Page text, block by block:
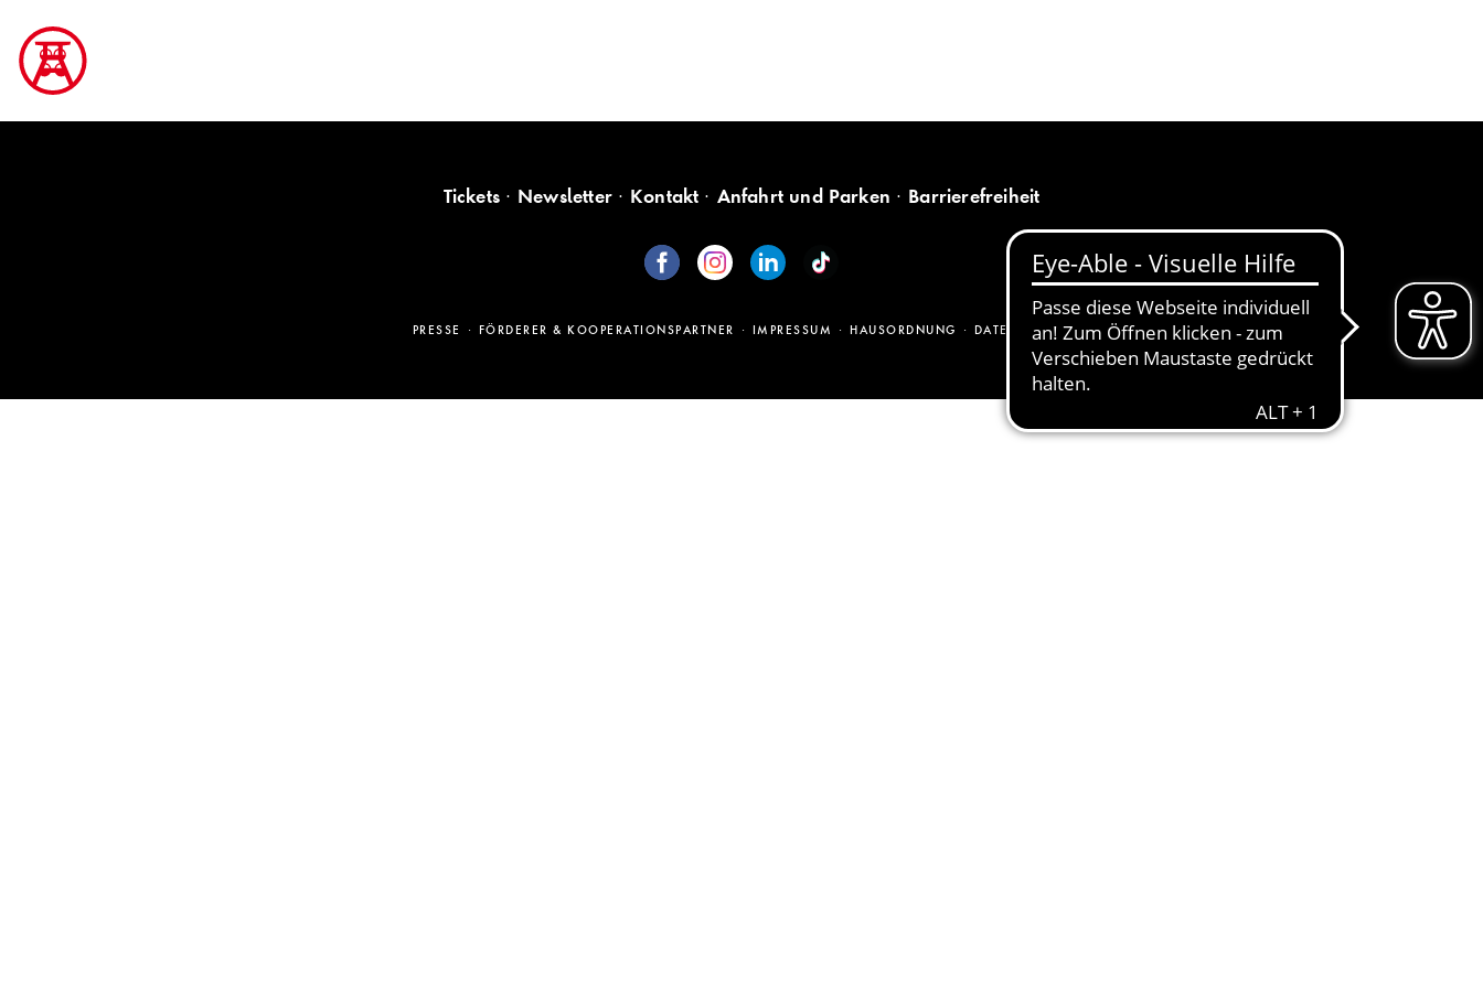
Tickets Newsletter Kontakt Anfahrt und Parken Barrierefreiheit
PRESSE FÖRDERER & KOOPERATIONSPARTNER IMPRESSUM HAUSORDNUNG DATENSCHUTZ